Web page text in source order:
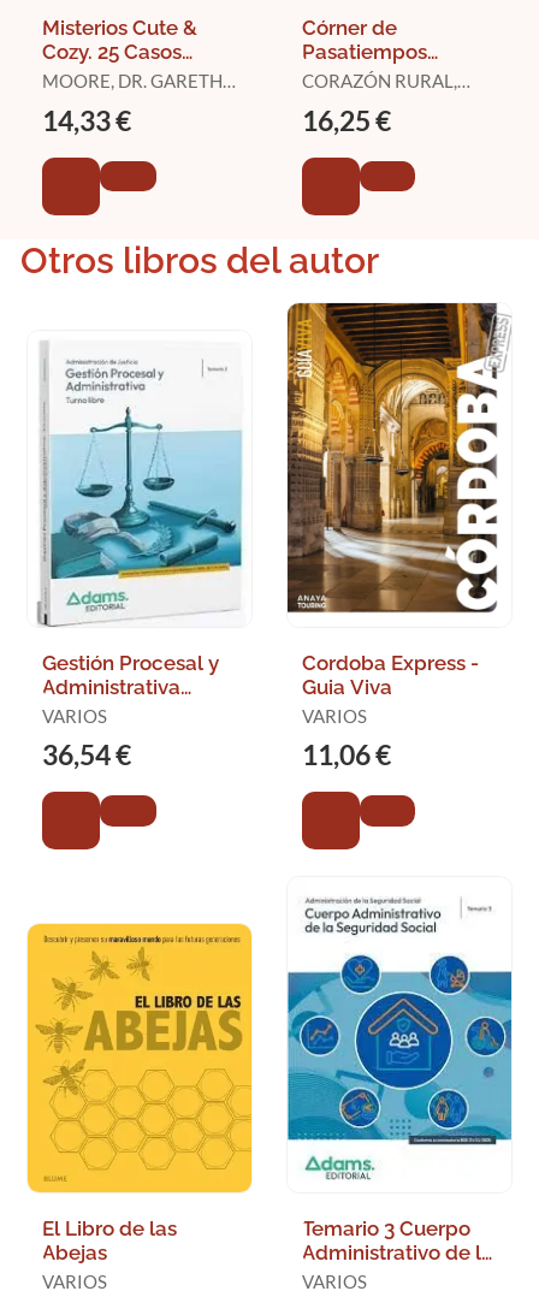
Misterios Cute &
Cozy. 25 Casos
Adorables para
MOORE, DR. GARETH /
14,33 €
Córner de
Pasatiempos
Futboleros
CORAZÓN RURAL,
16,25 €
Otros libros del autor
Gestión Procesal y
Administrativa
Temario 2 Turno
VARIOS
36,54 €
Cordoba Express -
Guia Viva
VARIOS
11,06 €
El Libro de las
Abejas
VARIOS
Temario 3 Cuerpo
Administrativo de la
Administración de
VARIOS